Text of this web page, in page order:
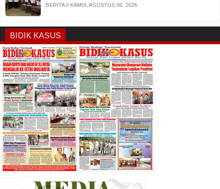
BERITA KAMIS, AGUSTUS 06, 2026
BIDIK KASUS